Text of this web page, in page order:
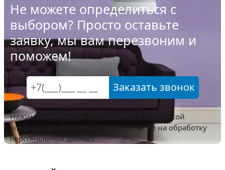
Не можете определиться с
выбором? Просто оставьте
заявку, мы вам перезвоним и
поможем!
Заказать звонок
Нажимая кнопку вы соглашаетесь с
политикой
конфиденциальности и даете согласие на обработку
персональных данных.